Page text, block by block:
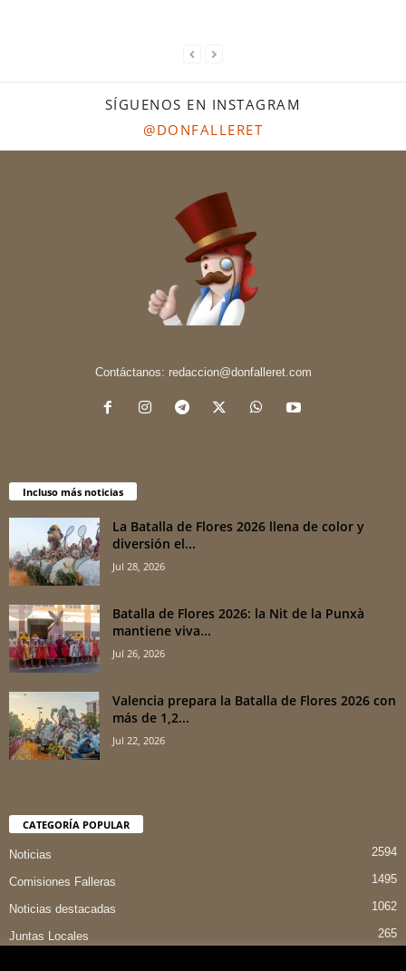
SÍGUENOS EN INSTAGRAM
@DONFALLERET
Contáctanos: redaccion@donfalleret.com
Incluso más noticias
La Batalla de Flores 2026 llena de color y
diversión el...
Jul 28, 2026
Batalla de Flores 2026: la Nit de la Punxà
mantiene viva...
Jul 26, 2026
Valencia prepara la Batalla de Flores 2026 con
más de 1,2...
Jul 22, 2026
CATEGORÍA POPULAR
Noticias 2594
Comisiones Falleras 1495
Noticias destacadas 1062
Juntas Locales 265